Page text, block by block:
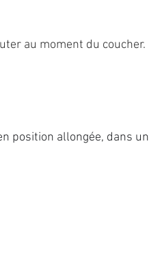
au moment du coucher.
position allongée, dans un